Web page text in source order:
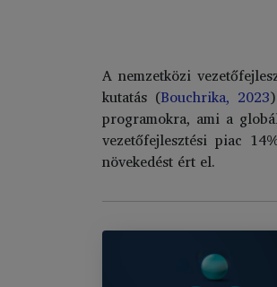
A nemzetközi
kutatás (Bouchrika, 2023
programokra, ami a
vezetőfejlesztési piac
növekedést ért el.